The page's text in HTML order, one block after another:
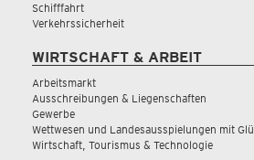
Schifffahrt
Verkehrssicherheit
WIRTSCHAFT & ARBEIT
Arbeitsmarkt
Ausschreibungen & Liegenschaften
Gewerbe
Wettwesen und Landesausspielungen mit
Wirtschaft, Tourismus & Technologie